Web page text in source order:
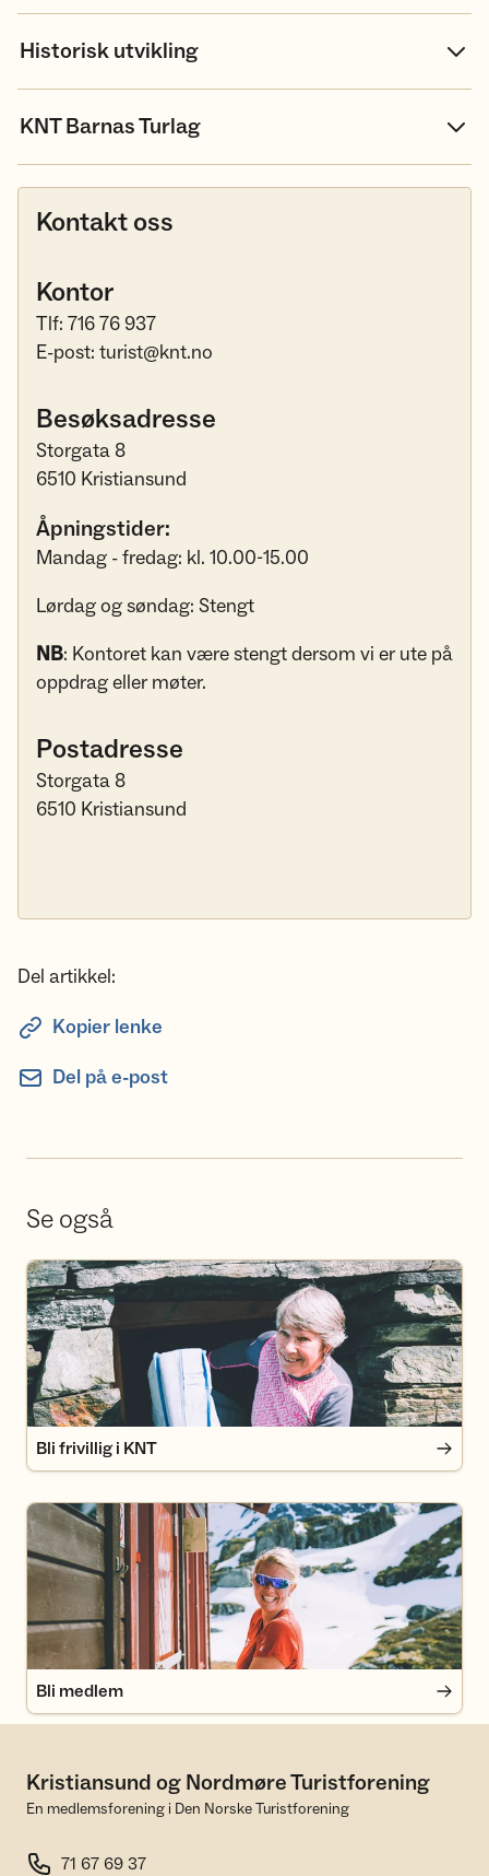
Historisk utvikling
KNT Barnas Turlag
Kontakt oss
Kontor
Tlf: 716 76 937
E-post: turist@knt.no
Besøksadresse
Storgata 8
6510 Kristiansund
Åpningstider:
Mandag - fredag: kl. 10.00-15.00
Lørdag og søndag: Stengt
NB: Kontoret kan være stengt dersom vi er ute på
oppdrag eller møter.
Postadresse
Storgata 8
6510 Kristiansund
Del artikkel:
Kopier lenke
Del på e-post
Se også
Bli frivillig i KNT
Bli frivillig i KNT
Bli medlem
Bli medlem
Kristiansund og Nordmøre Turistforening
En medlemsforening i Den Norske Turistforening
71 67 69 37